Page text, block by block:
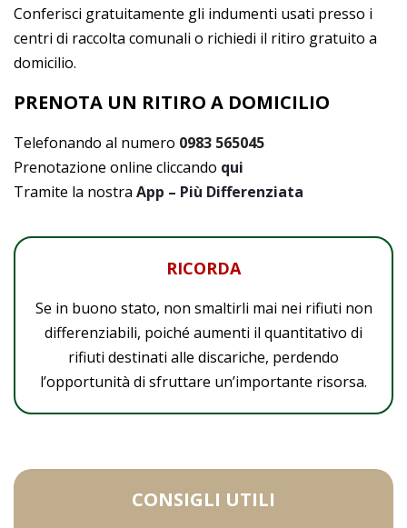
Conferisci gratuitamente gli indumenti usati presso i
centri di raccolta comunali o richiedi il ritiro gratuito a
domicilio.
PRENOTA UN RITIRO A DOMICILIO
Telefonando al numero 0983 565045
Prenotazione online cliccando qui
Tramite la nostra App – Più Differenziata
RICORDA
Se in buono stato, non smaltirli mai nei rifiuti non
differenziabili, poiché aumenti il quantitativo di
rifiuti destinati alle discariche, perdendo
l’opportunità di sfruttare un’importante risorsa.
CONSIGLI UTILI